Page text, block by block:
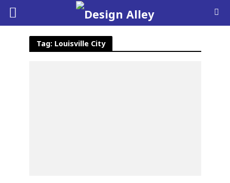
Tag: Louisville City